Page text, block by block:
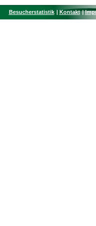
Besucherstatistik Kontakt